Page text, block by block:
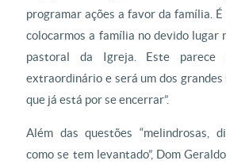
programar ações a favor da família.
colocarmos a família no devido lugar
pastoral da Igreja. Este
extraordinário e será um dos grandes
que já está por se encerrar”.
Além das questões “melindrosas,
como se tem levantado”, Dom